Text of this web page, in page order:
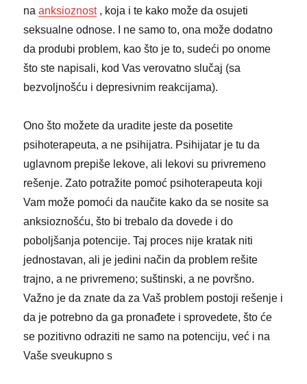
naanksioznost, koja i te kako može da osujeti
seksualne odnose. I ne samo to, ona može dodatno
da produbi problem, kao što je to, sudeći po onome
što ste napisali, kod Vas verovatno slučaj (sa
bezvoljnošću i depresivnim reakcijama).
Ono što možete da uradite jeste da posetite
psihoterapeuta, a ne psihijatra. Psihijatar je tu da
uglavnom prepiše lekove, ali lekovi su privremeno
rešenje. Zato potražite pomoć psihoterapeuta koji
Vam može pomoći da naučite kako da se nosite sa
anksioznošću, što bi trebalo da dovede i do
poboljšanja potencije. Taj proces nije kratak niti
jednostavan, ali je jedini način da problem rešite
trajno, a ne privremeno; suštinski, a ne površno.
Važno je da znate da za Vaš problem postoji rešenje i
da je potrebno da ga pronađete i sprovedete, što će
se pozitivno odraziti ne samo na potenciju, već i na
Vaše sveukupno s